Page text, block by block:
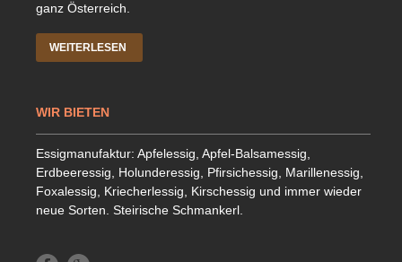
ganz Österreich.
WEITERLESEN
WIR BIETEN
Essigmanufaktur: Apfelessig, Apfel-Balsamessig,
Erdbeeressig, Holunderessig, Pfirsichessig, Marillenessig,
Foxalessig, Kriecherlessig, Kirschessig und immer wieder
neue Sorten. Steirische Schmankerl.